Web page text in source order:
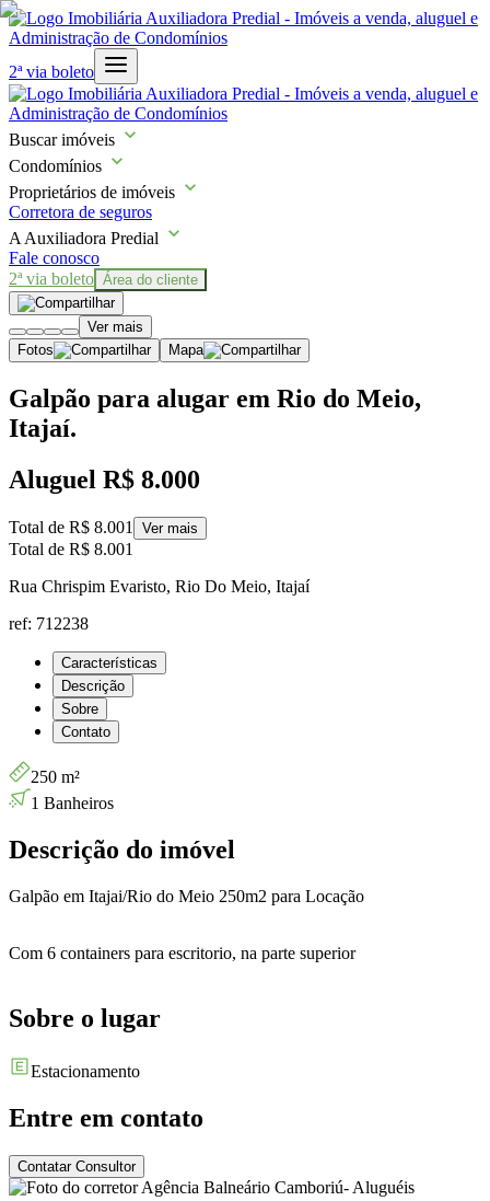
2ª via boleto
Buscar imóveis
Condomínios
Proprietários de imóveis
Corretora de seguros
A Auxiliadora Predial
Fale conosco
2ª via boleto Área do cliente
Ver mais
Fotos
Mapa
Galpão para alugar em Rio do Meio,
Itajaí.
Aluguel R$ 8.000
Total de R$ 8.001 Ver mais
Total de R$ 8.001
Rua Chrispim Evaristo, Rio Do Meio, Itajaí
ref: 712238
Características
Descrição
Sobre
Contato
250 m²
1 Banheiros
Descrição do imóvel
Galpão em Itajai/Rio do Meio 250m2 para Locação
Com 6 containers para escritorio, na parte superior
Sobre o lugar
Estacionamento
Entre em contato
Contatar Consultor